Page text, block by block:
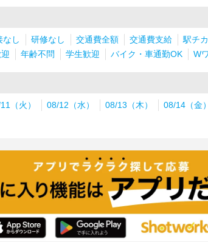
なし 研修なし 交通費全額 交通費支給
駅チカ
年齢不問 学生歓迎 バイク・車通勤OK W
（火） 08/12（水） 08/13（木） 08/14（金）